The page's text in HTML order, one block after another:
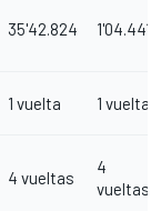
35'42.824 1'04.441
1 vuelta 1 vuelta
4 vueltas
4
vueltas